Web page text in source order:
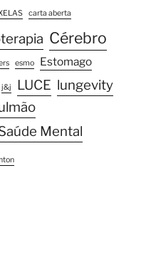
carta aberta
Cérebro
esmo Estomago
j&j LUCE lungevity
Mental